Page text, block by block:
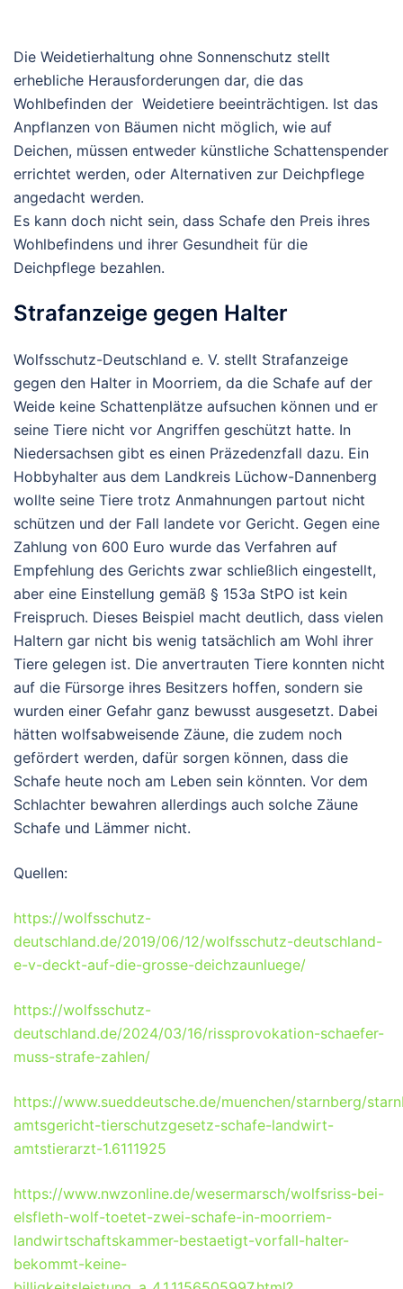
Die Weidetierhaltung ohne Sonnenschutz stellt
erhebliche Herausforderungen dar, die das
Wohlbefinden der Weidetiere beeinträchtigen. Ist das
Anpflanzen von Bäumen nicht möglich, wie auf
Deichen, müssen entweder künstliche Schattenspender
errichtet werden, oder Alternativen zur Deichpflege
angedacht werden.
Es kann doch nicht sein, dass Schafe den Preis ihres
Wohlbefindens und ihrer Gesundheit für die
Deichpflege bezahlen.
Strafanzeige gegen Halter
Wolfsschutz-Deutschland e. V. stellt Strafanzeige
gegen den Halter in Moorriem, da die Schafe auf der
Weide keine Schattenplätze aufsuchen können und er
seine Tiere nicht vor Angriffen geschützt hatte. In
Niedersachsen gibt es einen Präzedenzfall dazu. Ein
Hobbyhalter aus dem Landkreis Lüchow-Dannenberg
wollte seine Tiere trotz Anmahnungen partout nicht
schützen und der Fall landete vor Gericht. Gegen eine
Zahlung von 600 Euro wurde das Verfahren auf
Empfehlung des Gerichts zwar schließlich eingestellt,
aber eine Einstellung gemäß § 153a StPO ist kein
Freispruch. Dieses Beispiel macht deutlich, dass vielen
Haltern gar nicht bis wenig tatsächlich am Wohl ihrer
Tiere gelegen ist. Die anvertrauten Tiere konnten nicht
auf die Fürsorge ihres Besitzers hoffen, sondern sie
wurden einer Gefahr ganz bewusst ausgesetzt. Dabei
hätten wolfsabweisende Zäune, die zudem noch
gefördert werden, dafür sorgen können, dass die
Schafe heute noch am Leben sein könnten. Vor dem
Schlachter bewahren allerdings auch solche Zäune
Schafe und Lämmer nicht.
Quellen:
https://wolfsschutz-
deutschland.de/2019/06/12/wolfsschutz-deutschland-
e-v-deckt-auf-die-grosse-deichzaunluege/
https://wolfsschutz-
deutschland.de/2024/03/16/rissprovokation-schaefer-
muss-strafe-zahlen/
https://www.sueddeutsche.de/muenchen/starnberg/
amtsgericht-tierschutzgesetz-schafe-landwirt-
amtstierarzt-1.6111925
https://www.nwzonline.de/wesermarsch/wolfsriss-bei-
elsfleth-wolf-toetet-zwei-schafe-in-moorriem-
landwirtschaftskammer-bestaetigt-vorfall-halter-
bekommt-keine-